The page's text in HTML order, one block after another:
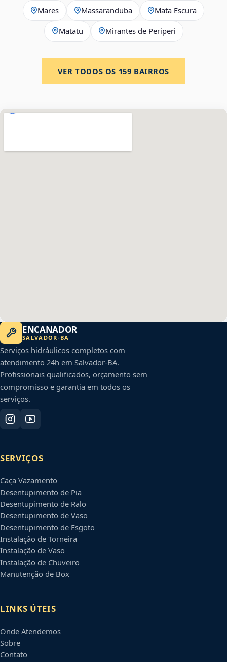
Mares Massaranduba Mata Escura
Matatu Mirantes de Periperi
VER TODOS OS 159 BAIRROS
ENCANADOR
SALVADOR-BA
Serviços hidráulicos completos com
atendimento 24h em Salvador-BA.
Profissionais qualificados, orçamento sem
compromisso e garantia em todos os
serviços.
SERVIÇOS
Caça Vazamento
Desentupimento de Pia
Desentupimento de Ralo
Desentupimento de Vaso
Desentupimento de Esgoto
Instalação de Torneira
Instalação de Vaso
Instalação de Chuveiro
Manutenção de Box
LINKS ÚTEIS
Onde Atendemos
Sobre
Contato